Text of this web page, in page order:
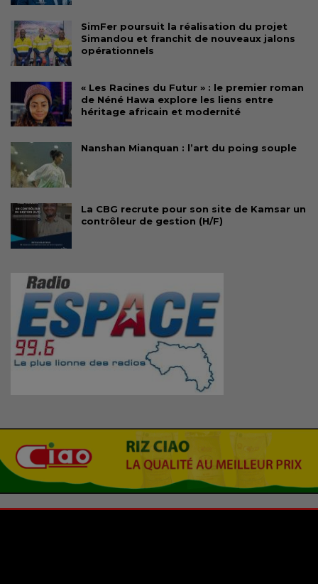
SimFer poursuit la réalisation du projet
Simandou et franchit de nouveaux jalons
opérationnels
« Les Racines du Futur » : le premier roman
de Néné Hawa explore les liens entre
héritage africain et modernité
Nanshan Mianquan : l’art du poing souple
La CBG recrute pour son site de Kamsar un
contrôleur de gestion (H/F)